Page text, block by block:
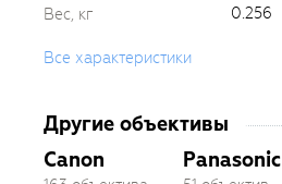
Вес, кг 0.256
Все характеристики
Другие объективы
Canon
Panasonic